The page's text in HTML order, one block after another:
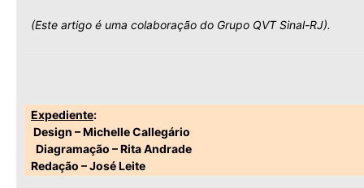
(Este artigo é uma colaboração do Grupo QVT Sinal-RJ).
Expediente:
Design – Michelle Callegário
Diagramação – Rita Andrade
Redação – José Leite